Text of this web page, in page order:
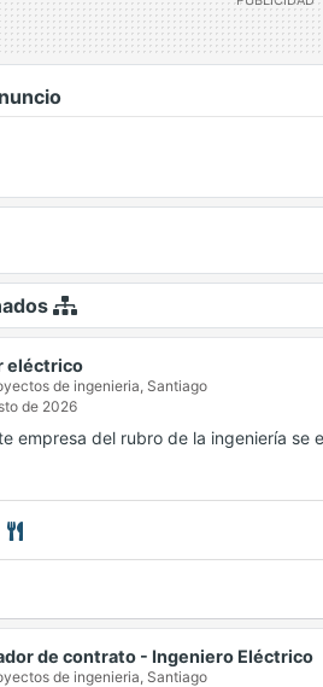
eléctrico
de ingenieria, Santiago
de 2026
empresa del rubro de la ingeniería se
de contrato - Ingeniero Eléctrico
de ingenieria, Santiago